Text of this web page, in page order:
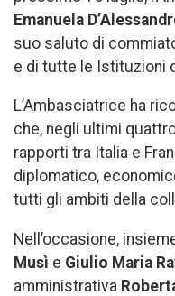
Emanuela
suo saluto di
e di tutte le Istituzioni
L’Ambasciatrice ha
che, negli ultimi
rapporti tra Italia e
diplomatico,
tutti gli ambiti della
Nell’occasione,
Musì e Giulio Maria
amministrativa